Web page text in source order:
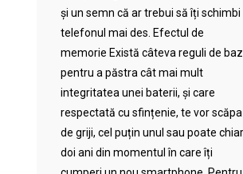
și un semn că ar trebui să îți schimbi
telefonul mai des. Efectul de
memorie Există câteva reguli de
pentru a păstra cât mai mult
integritatea unei baterii, și care
respectată cu sfințenie, te vor scăpa
de griji, cel puțin unul sau poate chiar
doi ani din momentul în care îți